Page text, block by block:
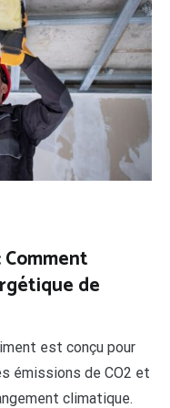
de
est conçu pour
émissions de CO2 et
climatique.